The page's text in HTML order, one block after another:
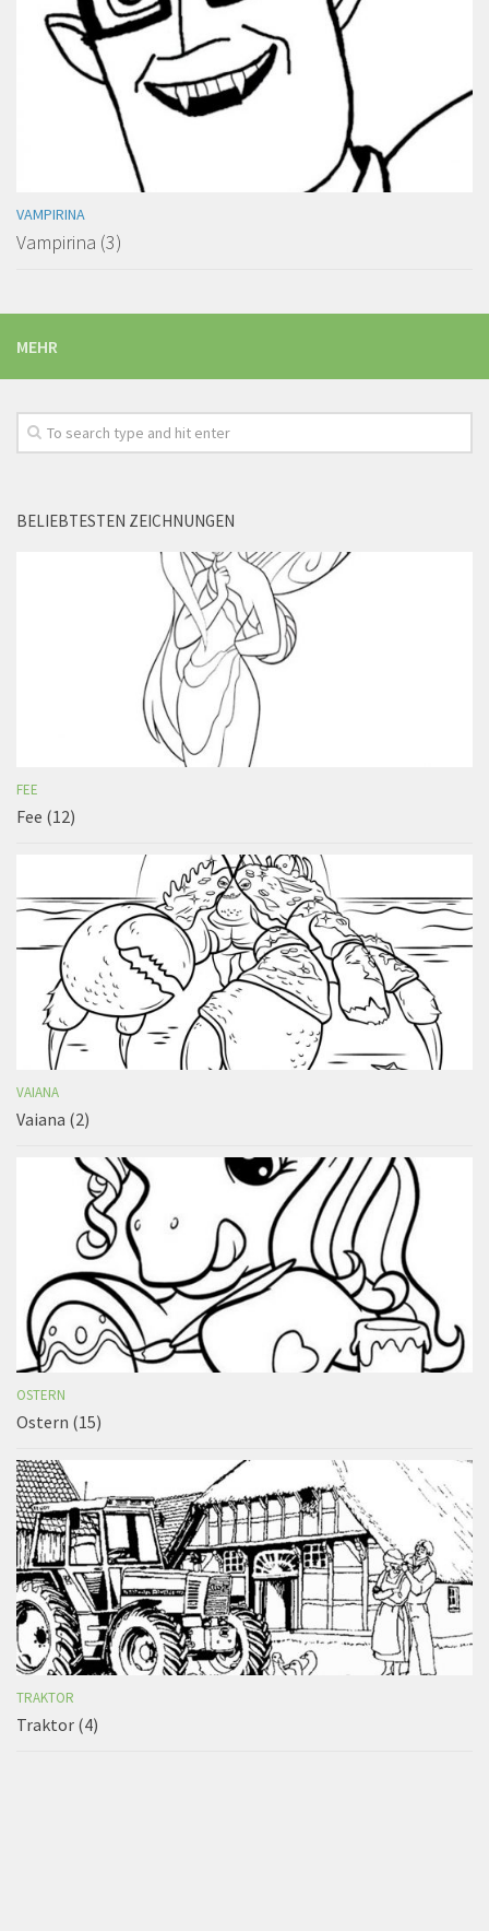
VAMPIRINA
Vampirina (3)
MEHR
BELIEBTESTEN ZEICHNUNGEN
FEE
Fee (12)
VAIANA
Vaiana (2)
OSTERN
Ostern (15)
TRAKTOR
Traktor (4)